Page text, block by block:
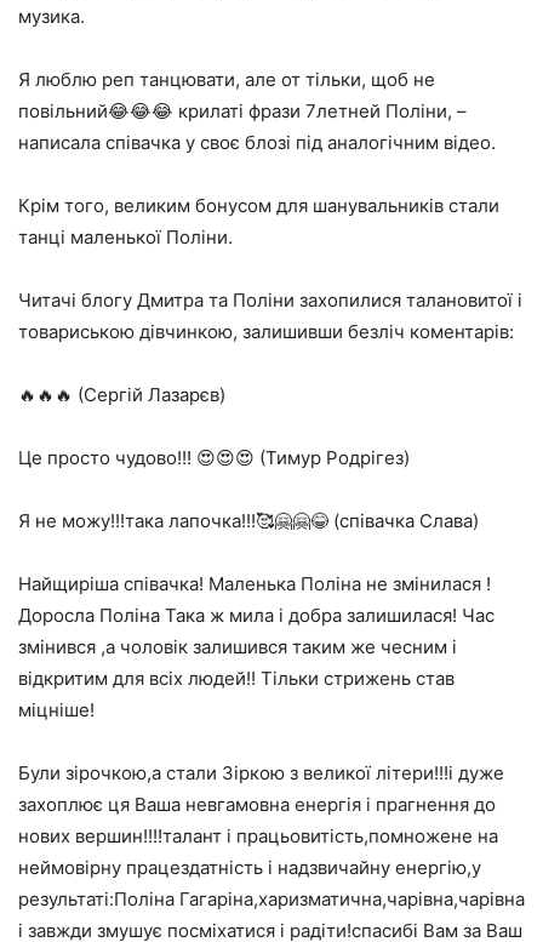
музика.
Я люблю реп танцювати, але от тільки, щоб не
повільний😂😂😂 крилаті фрази 7летней Поліни, –
написала співачка у своє блозі під аналогічним відео.
Крім того, великим бонусом для шанувальників стали
танці маленької Поліни.
Читачі блогу Дмитра та Поліни захопилися талановитої і
товариською дівчинкою, залишивши безліч коментарів:
🔥🔥🔥 (Сергій Лазарєв)
Це просто чудово!!! 😍😍😍 (Тимур Родрігез)
Я не можу!!!така лапочка!!!🥰🤗🤗😂 (співачка Слава)
Найщиріша співачка! Маленька Поліна не змінилася !
Доросла Поліна Така ж мила і добра залишилася! Час
змінився ,а чоловік залишився таким же чесним і
відкритим для всіх людей!! Тільки стрижень став
міцніше!
Були зірочкою,а стали Зіркою з великої літери!!!і дуже
захоплює ця Ваша невгамовна енергія і прагнення до
нових вершин!!!!талант і працьовитість,помножене на
неймовірну працездатність і надзвичайну енергію,у
результаті:Поліна Гагаріна,харизматична,чарівна,чарівна
і завжди змушує посміхатися і радіти!спасибі Вам за Ваш